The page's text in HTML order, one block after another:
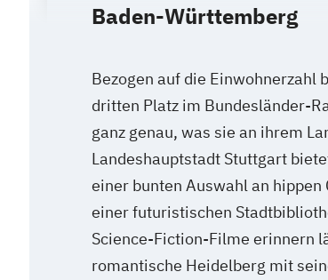
Baden-Württemberg
Bezogen auf die Einwohnerzahl
dritten Platz im Bundesländer-
ganz genau, was sie an ihrem
Landeshauptstadt Stuttgart
einer bunten Auswahl an hippen
einer futuristischen
Science-Fiction-Filme erinnern
romantische Heidelberg mit